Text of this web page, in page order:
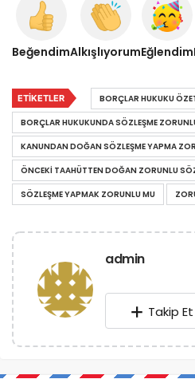
BeğendimAlkışlıyorumEğlendim
ETIKETLER
BORÇLAR HUKUKU
BORÇLAR HUKUKUNDA SÖZLEŞME
KANUNDAN DOĞAN SÖZLEŞME YAPMA
ÖNCEKI TAAHÜTTEN DOĞAN ZORUNLU
SÖZLEŞME YAPMAK ZORUNLU MU
admin
Takip Et